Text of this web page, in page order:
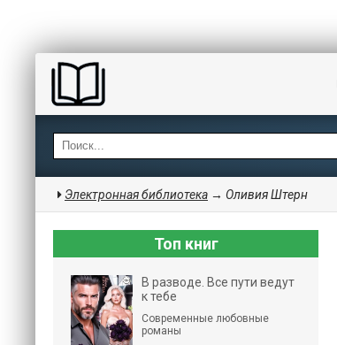
Электронная библиотека → Оливия Штерн
Топ книг
В разводе. Все пути ведут
к тебе
Современные любовные
романы